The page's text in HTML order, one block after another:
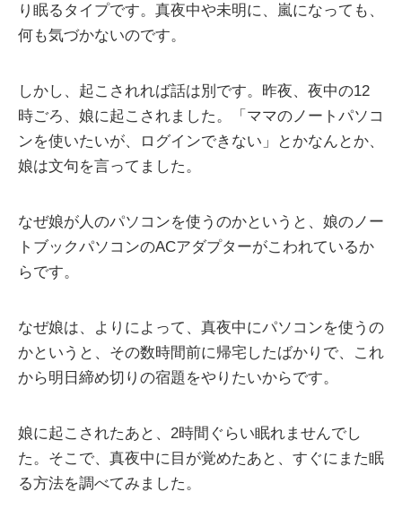
り眠るタイプです。真夜中や未明に、嵐になっても、
何も気づかないのです。
しかし、起こされれば話は別です。昨夜、夜中の12
時ごろ、娘に起こされました。「ママのノートパソコ
ンを使いたいが、ログインできない」とかなんとか、
娘は文句を言ってました。
なぜ娘が人のパソコンを使うのかというと、娘のノー
トブックパソコンのACアダプターがこわれているか
らです。
なぜ娘は、よりによって、真夜中にパソコンを使うの
かというと、その数時間前に帰宅したばかりで、これ
から明日締め切りの宿題をやりたいからです。
娘に起こされたあと、2時間ぐらい眠れませんでし
た。そこで、真夜中に目が覚めたあと、すぐにまた眠
る方法を調べてみました。